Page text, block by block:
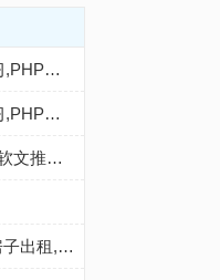
PHP教程,PHP入门教程,PHP学习,PHP程序员,PHP网站,PHP视频教程,Mysql教程,CMS教程,AI秒收录 - AI秒收录
PHP教程,PHP入门教程,PHP学习,PHP程序员,PHP网站,PHP视频教程,Mysql教程,CMS教程,AI收录网 - AI收录网
网站优化_免费发广告外链_SEO软文推广_php秒收录
海南租房网-海南房屋租赁,海南房子出租,海南出租房屋,海南房地产中介,海南个人租房信息